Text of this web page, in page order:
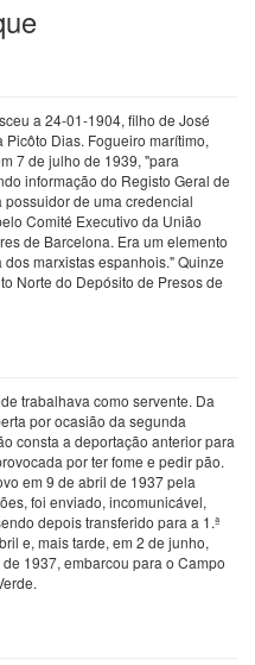
a 24-01-1904, filho de José
Picôto Dias. Fogueiro marítimo,
7 de julho de 1939, "para
informação do Registo Geral de
possuidor de uma credencial
Comité Executivo da União
de Barcelona. Era um elemento
marxistas espanhois." Quinze
Norte do Depósito de Presos de
trabalhava como servente. Da
por ocasião da segunda
consta a deportação anterior para
por ter fome e pedir pão.
em 9 de abril de 1937 pela
foi enviado, incomunicável,
depois transferido para a 1.ª
e, mais tarde, em 2 de junho,
1937, embarcou para o Campo